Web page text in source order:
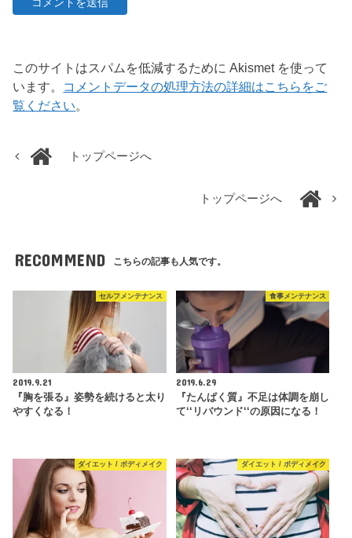
このサイトはスパムを低減するために Akismet を使って
います。 コメントデータの処理方法の詳細はこちらをご
覧ください。
トップページへ
トップページへ
RECOMMEND こちらの記事も人気です。
セルフメンテナンス
2019.9.21
『胸を張る』姿勢を続けると太り
やすくなる！
食事メンテナンス
2019.6.29
『たんぱく質』不足は体調を崩し
て‘‘リバウンド‘‘の原因になる！
ダイエット / ボディメイク ダイエット / ボディメイク